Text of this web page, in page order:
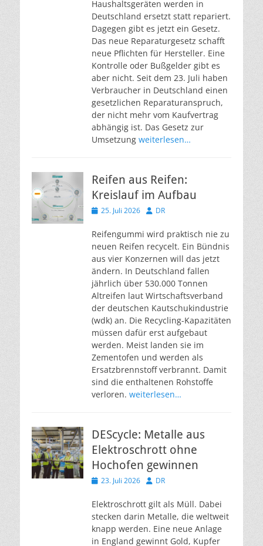
Haushaltsgeräten werden in
Deutschland ersetzt statt repariert.
Dagegen gibt es jetzt ein Gesetz.
Das neue Reparaturgesetz schafft
neue Pflichten für Hersteller. Eine
Kontrolle oder Bußgelder gibt es
aber nicht. Seit dem 23. Juli haben
Verbraucher in Deutschland einen
gesetzlichen Reparaturanspruch,
der nicht mehr vom Kaufvertrag
abhängig ist. Das Gesetz zur
Umsetzung weiterlesen…
Reifen aus Reifen:
Kreislauf im Aufbau
Veröffentlicht
25. Juli 2026 Autor
DR
Reifengummi wird praktisch nie zu
neuen Reifen recycelt. Ein Bündnis
aus vier Konzernen will das jetzt
ändern. In Deutschland fallen
jährlich über 530.000 Tonnen
Altreifen laut Wirtschaftsverband
der deutschen Kautschukindustrie
(wdk) an. Die Recycling-Kapazitäten
müssen dafür erst aufgebaut
werden. Meist landen sie im
Zementofen und werden als
Ersatzbrennstoff verbrannt. Damit
sind die enthaltenen Rohstoffe
verloren. weiterlesen…
DEScycle: Metalle aus
Elektroschrott ohne
Hochofen gewinnen
Veröffentlicht
23. Juli 2026 Autor
DR
Elektroschrott gilt als Müll. Dabei
stecken darin Metalle, die weltweit
knapp werden. Eine neue Anlage
in England gewinnt Gold, Kupfer